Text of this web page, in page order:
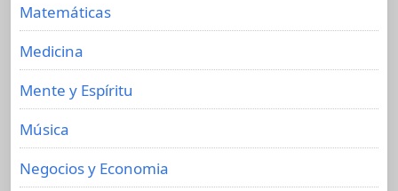
Matemáticas
Medicina
Mente y Espíritu
Música
Negocios y Economia